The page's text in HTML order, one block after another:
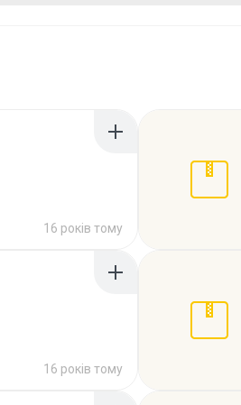
16 років тому
16 років тому